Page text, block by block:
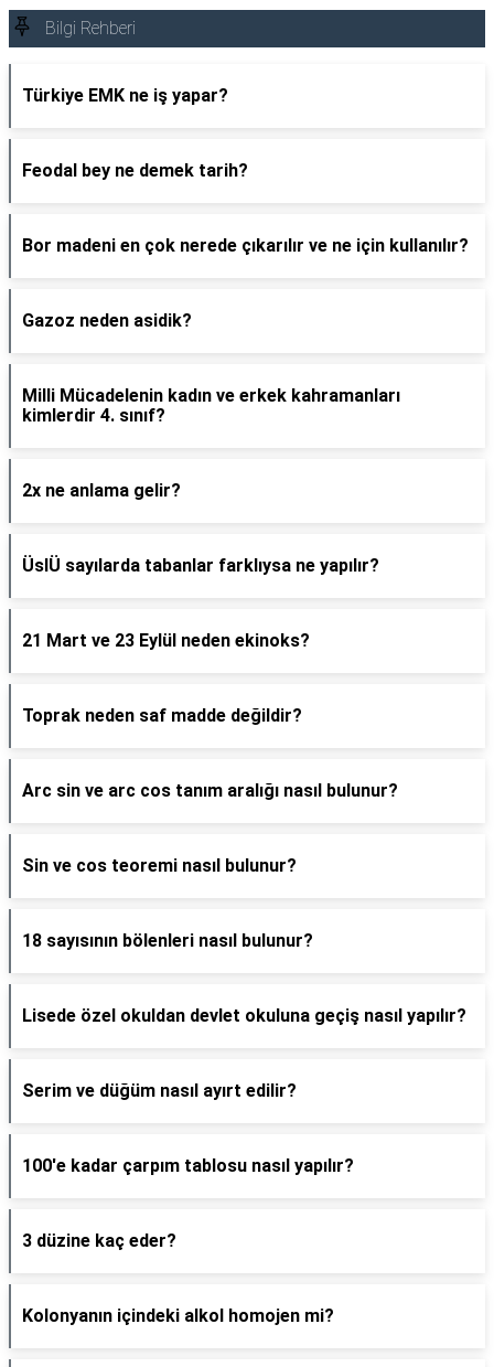
Bilgi Rehberi
Türkiye EMK ne iş yapar?
Feodal bey ne demek tarih?
Bor madeni en çok nerede çıkarılır ve ne için kullanılır?
Gazoz neden asidik?
Milli Mücadelenin kadın ve erkek kahramanları
kimlerdir 4. sınıf?
2x ne anlama gelir?
ÜslÜ sayılarda tabanlar farklıysa ne yapılır?
21 Mart ve 23 Eylül neden ekinoks?
Toprak neden saf madde değildir?
Arc sin ve arc cos tanım aralığı nasıl bulunur?
Sin ve cos teoremi nasıl bulunur?
18 sayısının bölenleri nasıl bulunur?
Lisede özel okuldan devlet okuluna geçiş nasıl yapılır?
Serim ve düğüm nasıl ayırt edilir?
100'e kadar çarpım tablosu nasıl yapılır?
3 düzine kaç eder?
Kolonyanın içindeki alkol homojen mi?